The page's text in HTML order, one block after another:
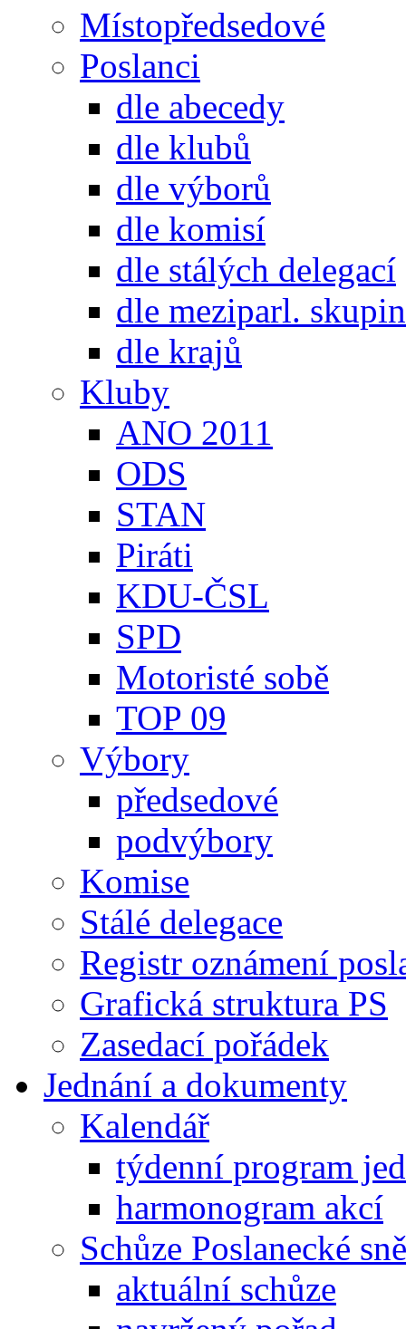
Místopředsedové
Poslanci
dle abecedy
dle klubů
dle výborů
dle komisí
dle stálých delegací
dle meziparl. skupin
dle krajů
Kluby
ANO 2011
ODS
STAN
Piráti
KDU-ČSL
SPD
Motoristé sobě
TOP 09
Výbory
předsedové
podvýbory
Komise
Stálé delegace
Registr oznámení
Grafická struktura PS
Zasedací pořádek
Jednání a dokumenty
Kalendář
týdenní program
harmonogram akcí
Schůze Poslanecké
aktuální schůze